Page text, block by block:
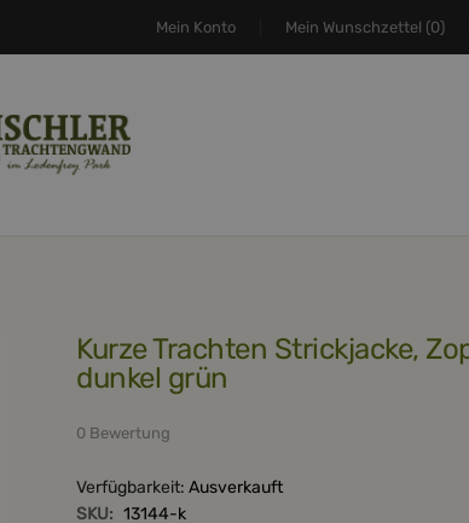
Mein Konto Mein Wunschzettel (0)
Kurze Trachten Strickjacke, Zopfmuster, tanne,
dunkel grün
0 Bewertung
Verfügbarkeit: Ausverkauft
SKU: 13144-k